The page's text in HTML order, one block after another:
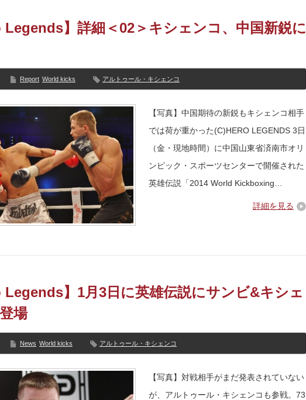
Legends】詳細＜02＞キシェンコ、中国新鋭に
Report World kicks アルトゥール・キシェンコ
【写真】中国期待の新鋭もキシェンコ相手
では荷が重かった(C)HERO LEGENDS 3日
（金・現地時間）に中国山東省済南市オリ
ンピック・スポーツセンターで開催された
英雄伝説「2014 World Kickboxing…
詳細を見る
Legends】1月3日に英雄伝説にサンビ&キシェ
場
News World kicks アルトゥール・キシェンコ
【写真】対戦相手がまだ発表されていない
が、アルトゥール・キシェンコも参戦。73